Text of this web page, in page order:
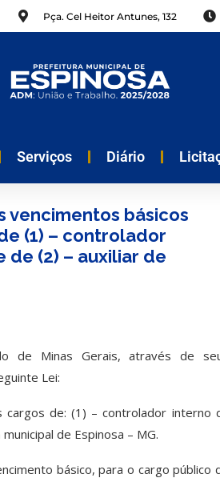
Pça. Cel Heitor Antunes, 132
Serviços Diário
vencimentos básicos
(1) – controlador
de (2) – auxiliar de
de Minas Gerais, através de
Lei:
de: (1) – controlador interno
de Espinosa – MG.
básico, para o cargo público